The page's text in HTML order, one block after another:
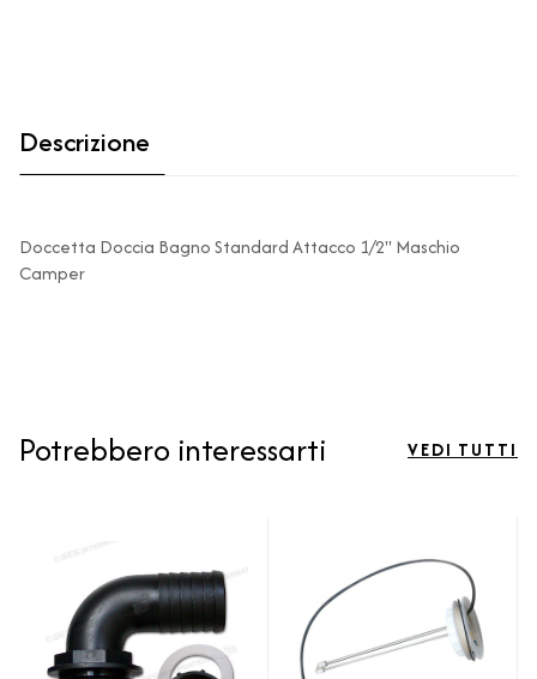
Descrizione
Doccetta Doccia Bagno Standard Attacco 1/2" Maschio
Camper
Potrebbero interessarti VEDI TUTTI